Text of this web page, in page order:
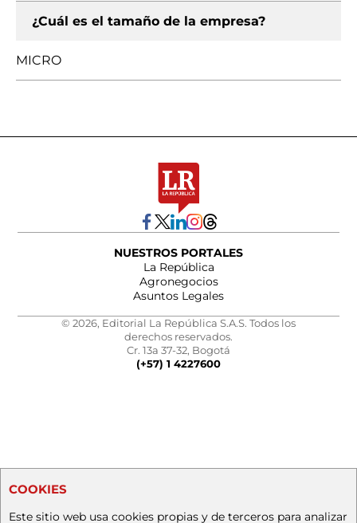
¿Cuál es el tamaño de la empresa?
MICRO
NUESTROS PORTALES
La República
Agronegocios
Asuntos Legales
© 2026, Editorial La República S.A.S. Todos los
derechos reservados.
Cr. 13a 37-32, Bogotá
(+57) 1 4227600
COOKIES
Este sitio web usa cookies propias y de terceros para analizar